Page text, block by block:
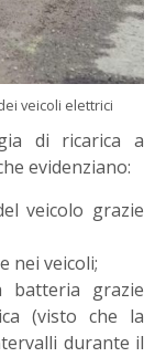
veicoli elettrici
di ricarica a
evidenziano:
veicolo grazie
nei veicoli;
batteria grazie
(visto che la
durante il